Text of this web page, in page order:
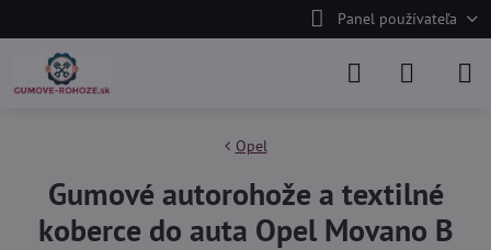
Panel používateľa
Opel
Gumové autorohože a textilné
koberce do auta Opel Movano B